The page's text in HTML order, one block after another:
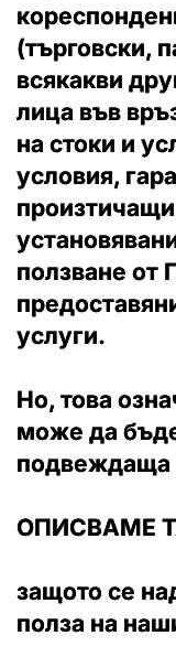
(търговски,
всякакви
лица във
на стоки и
условия,
ползване от
услуги.
Но, това
може да
подвеждаща
ОПИСВАМЕ
защото се
полза на